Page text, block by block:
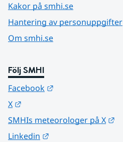
Kakor på smhi.se
Hantering av personuppgifter
Om smhi.se
Följ SMHI
Facebook
X
SMHIs meteorologer på X
Linkedin